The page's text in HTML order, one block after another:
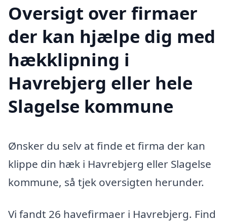
Oversigt over firmaer
der kan hjælpe dig med
hækklipning i
Havrebjerg eller hele
Slagelse kommune
Ønsker du selv at finde et firma der kan
klippe din hæk i Havrebjerg eller Slagelse
kommune, så tjek oversigten herunder.
Vi fandt 26 havefirmaer i Havrebjerg. Find